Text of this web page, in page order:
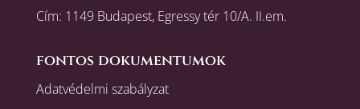
Cím: 1149 Budapest, Egressy tér 10/A. II.em.
fontos dokumentumok
Adatvédelmi szabályzat